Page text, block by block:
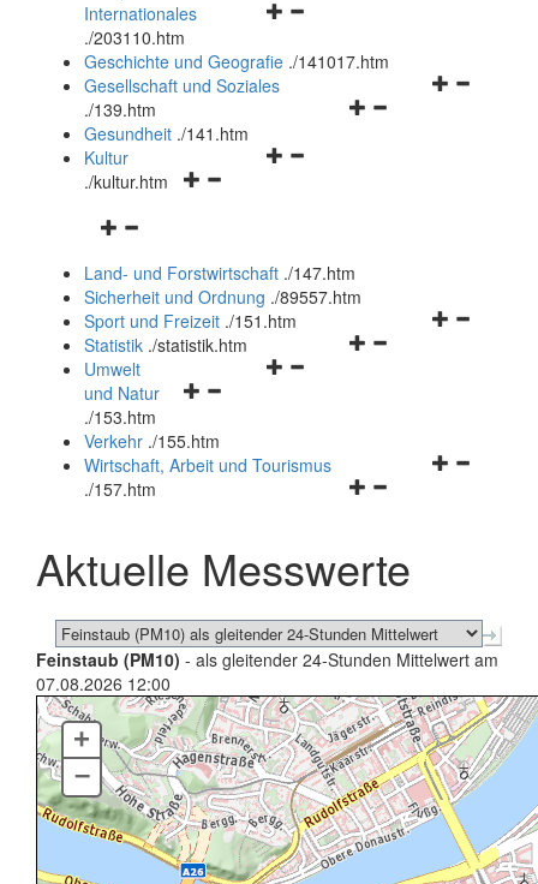
Navigationsmenü
und
schließen
Internationales
./203110.htm
Geschichte und Geografie ./141017.htm
Navigationsmenü
Gesellschaft und Soziales
./139.htm
Navigationsmenü
Gesundheit ./141.htm
Navigationsmenü
Kultur
./kultur.htm
Navigationsmenü
und
schließen
Land- und Forstwirtschaft ./147.htm
Sicherheit und Ordnung ./89557.htm
Navigationsmenü
Sport und Freizeit ./151.htm
Navigationsmenü
Statistik ./statistik.htm
Navigationsmenü
und
schließen
Umwelt
und Natur
./153.htm
Verkehr ./155.htm
Navigationsmenü
schließen
Wirtschaft, Arbeit und Tourismus
./157.htm
Aktuelle Messwerte
Feinstaub (PM10) - als gleitender 24-Stunden Mittelwert am
07.08.2026 12:00
+
–